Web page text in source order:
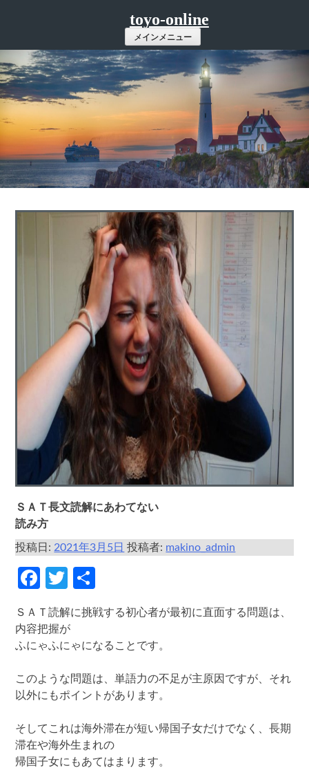
ツ
へ
ス
キ
ッ
プ
toyo-online
メインメニュー
ＳＡＴ長文読解にあわてない
読み方
投稿日:2021年3月5日 投稿者: makino_admin
Facebook
Twitter
ＳＡＴ読解に挑戦する初心者が最初に直面する問題は、
内容把握が
ふにゃふにゃになることです。
このような問題は、単語力の不足が主原因ですが、それ
以外にもポイントがあります。
そしてこれは海外滞在が短い帰国子女だけでなく、長期
滞在や海外生まれの
帰国子女にもあてはまります。